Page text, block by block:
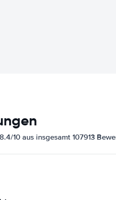
10 aus insgesamt 107913